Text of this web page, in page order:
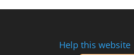
Help this website